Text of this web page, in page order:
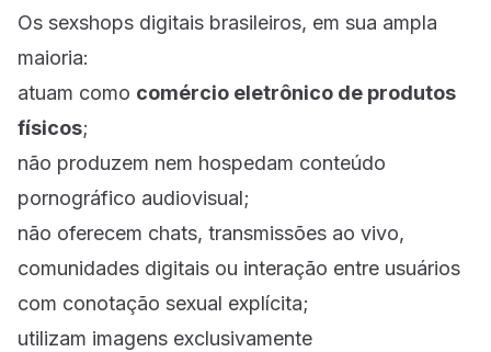
Os sexshops digitais brasileiros, em sua ampla
maioria:
atuam como comércio eletrônico de produtos
físicos;
não produzem nem hospedam conteúdo
pornográfico audiovisual;
não oferecem chats, transmissões ao vivo,
comunidades digitais ou interação entre usuários
com conotação sexual explícita;
utilizam imagens exclusivamente